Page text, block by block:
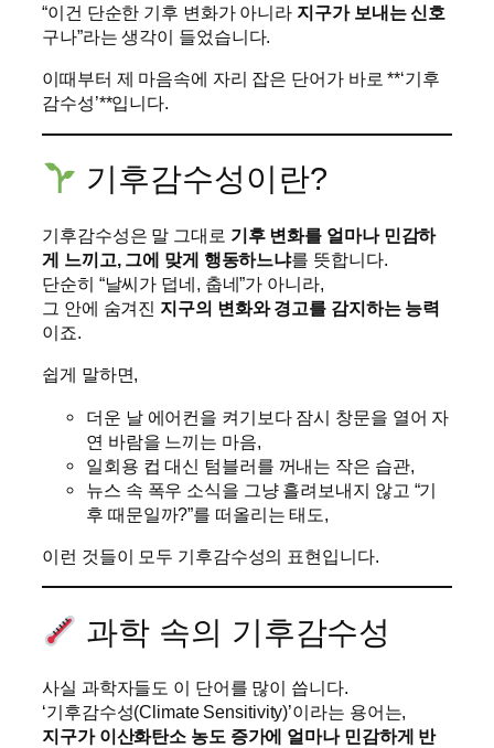
“이건 단순한 기후 변화가 아니라 지구가 보내는 신호
구나”라는 생각이 들었습니다.
이때부터 제 마음속에 자리 잡은 단어가 바로 **‘기후
감수성’**입니다.
기후감수성이란?
기후감수성은 말 그대로 기후 변화를 얼마나 민감하
게 느끼고, 그에 맞게 행동하느냐를 뜻합니다.
단순히 “날씨가 덥네, 춥네”가 아니라,
그 안에 숨겨진 지구의 변화와 경고를 감지하는 능력
이죠.
쉽게 말하면,
더운 날 에어컨을 켜기보다 잠시 창문을 열어 자
연 바람을 느끼는 마음,
일회용 컵 대신 텀블러를 꺼내는 작은 습관,
뉴스 속 폭우 소식을 그냥 흘려보내지 않고 “기
후 때문일까?”를 떠올리는 태도,
이런 것들이 모두 기후감수성의 표현입니다.
과학 속의 기후감수성
사실 과학자들도 이 단어를 많이 씁니다.
‘기후감수성(Climate Sensitivity)’이라는 용어는,
지구가 이산화탄소 농도 증가에 얼마나 민감하게 반